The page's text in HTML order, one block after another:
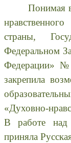
Понимая
страны,
Федеральном
Федерации»
закрепила
«Духовно-
В работе над
приняла